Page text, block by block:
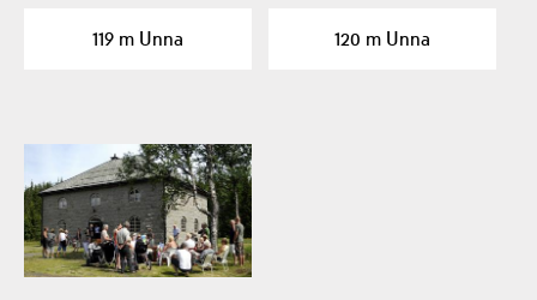
119 m Unna
…
120 m Unna